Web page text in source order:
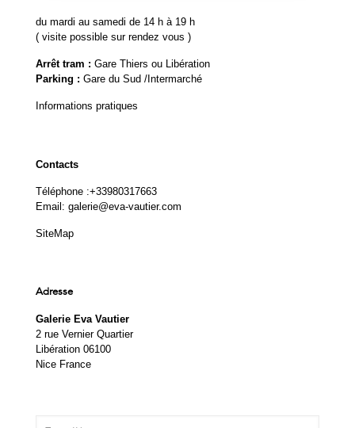
du mardi au samedi de 14 h à 19 h
( visite possible sur rendez vous )
Arrêt tram : Gare Thiers ou Libération
Parking : Gare du Sud /Intermarché
Informations pratiques
Contacts
Téléphone :+33980317663
Email: galerie@eva-vautier.com
SiteMap
Adresse
Galerie Eva Vautier
2 rue Vernier Quartier
Libération 06100
Nice France